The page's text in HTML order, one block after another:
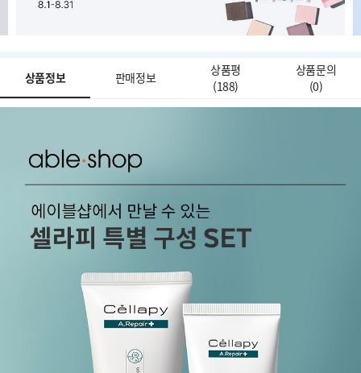
상품정보 판매정보
상품평
(188)
상품문의
(0)